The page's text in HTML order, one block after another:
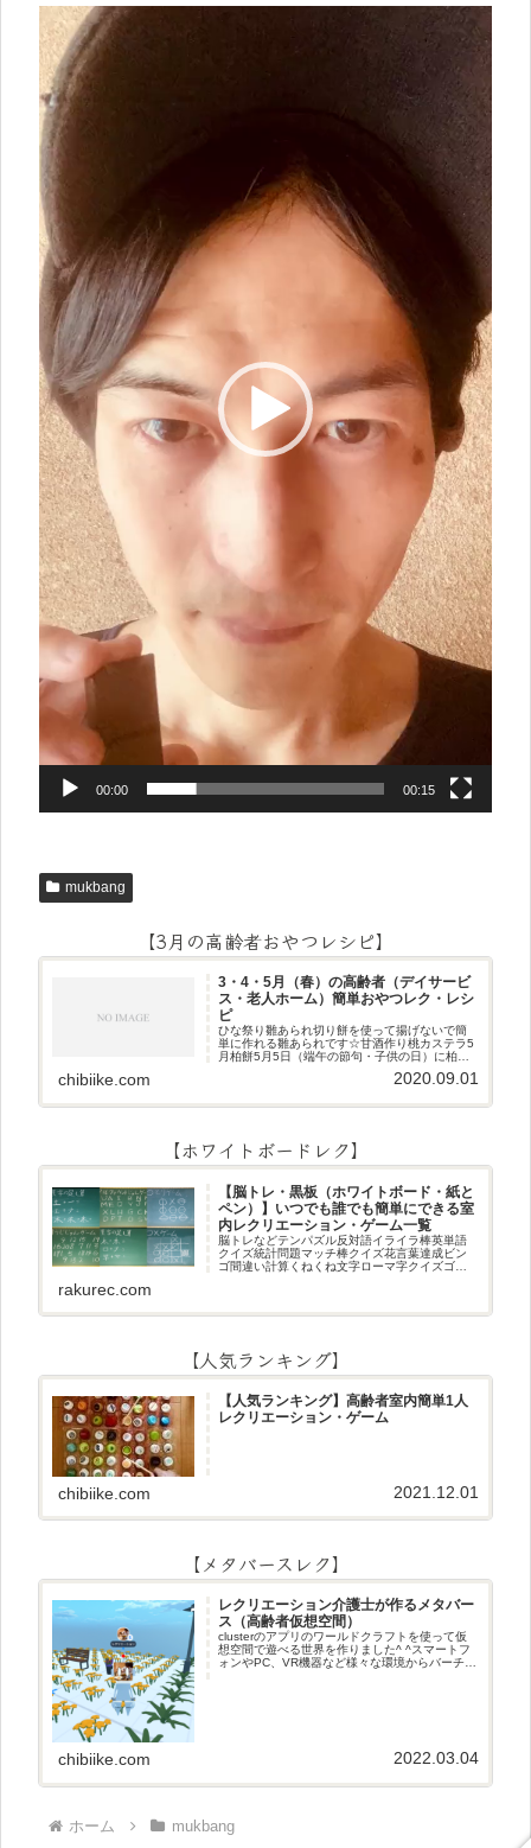
動
画
プ
レ
ー
ヤ
ー
00:00 00:15
mukbang
【3月の高齢者おやつレシピ】
3・4・5月（春）の高齢者（デイサービ
ス・老人ホーム）簡単おやつレク・レシ
ピ
ひな祭り雛あられ切り餅を使って揚げないで簡
単に作れる雛あられです☆甘酒作り桃カステラ5
月柏餅5月5日（端午の節句・子供の日）に柏餅
日）にちまき作りです☆ほうじ茶プリン抹茶パ
chibiike.com 2020.09.01
【ホワイトボードレク】
【脳トレ・黒板（ホワイトボード・紙と
ペン）】いつでも誰でも簡単にできる室
内レクリエーション・ゲーム一覧
脳トレなどテンパズル反対語イライラ棒英単語
クイズ統計問題マッチ棒クイズ花言葉達成ビン
ゴ間違い計算くねくね文字ローマ字クイズゴロ
rakurec.com
【人気ランキング】
【人気ランキング】高齢者室内簡単1人
レクリエーション・ゲーム
chibiike.com 2021.12.01
【メタバースレク】
レクリエーション介護士が作るメタバー
ス（高齢者仮想空間）
clusterのアプリのワールドクラフトを使って仮
想空間で遊べる世界を作りました^ ^スマートフ
ォンやPC、VR機器など様々な環境からバーチャ
chibiike.com 2022.03.04
ホーム mukbang